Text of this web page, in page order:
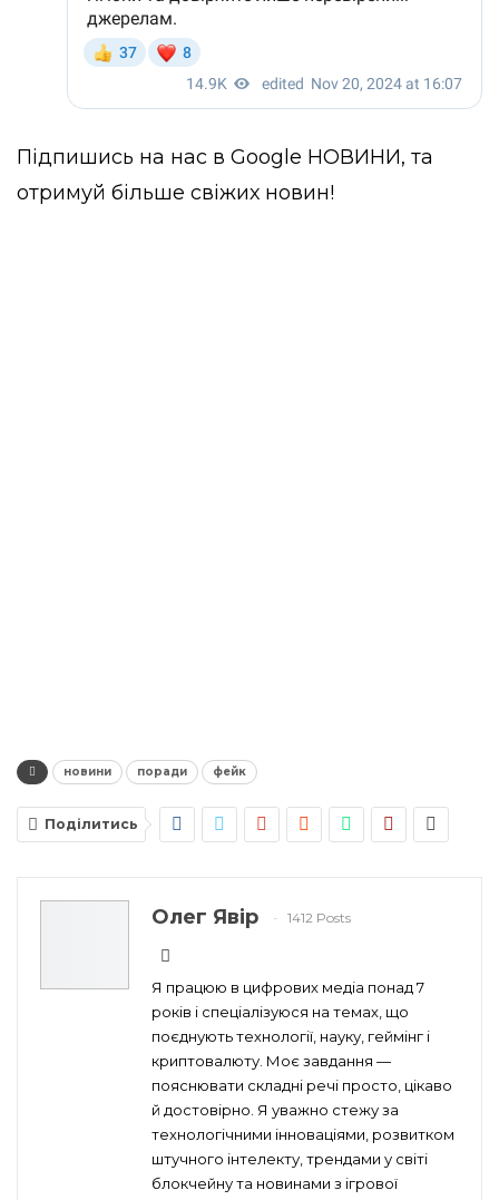
Підпишись на нас в Google НОВИНИ, та
отримуй більше свіжих новин!
новини поради фейк
Поділитись
Олег Явір 1412 Posts
Я працюю в цифрових медіа понад 7
років і спеціалізуюся на темах, що
поєднують технології, науку, геймінг і
криптовалюту. Моє завдання —
пояснювати складні речі просто, цікаво
й достовірно. Я уважно стежу за
технологічними інноваціями, розвитком
штучного інтелекту, трендами у світі
блокчейну та новинами з ігрової